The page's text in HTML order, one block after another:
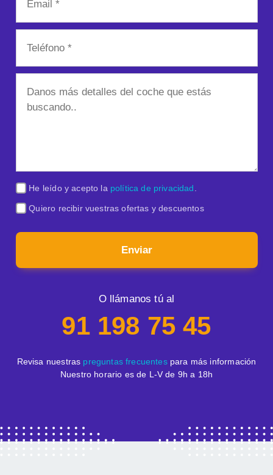
He leído y acepto la política de privacidad
Quiero recibir vuestras ofertas y descuentos
Enviar
O llámanos tú al
91 198 75 45
Revisa nuestras preguntas frecuentespara más información
Nuestro horario es de L-V de 9h a 18h